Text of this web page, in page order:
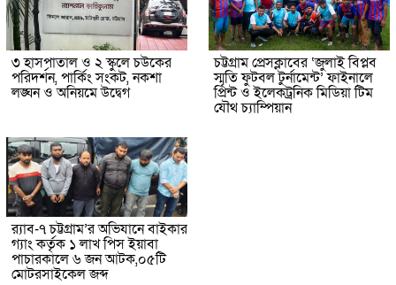
৩ হাসপাতাল ও ২ স্কুলে চউকের
পরিদর্শন, পার্কিং সংকট, নকশা
লঙ্ঘন ও অনিয়মে উদ্বেগ
চট্টগ্রাম প্রেসক্লাবের ‘জুলাই বিপ্লব
স্মৃতি ফুটবল টুর্নামেন্ট’ ফাইনালে
প্রিন্ট ও ইলেকট্রনিক মিডিয়া টিম
যৌথ চ্যাম্পিয়ান
র‌্যাব-৭ চট্টগ্রাম’র অভিযানে বাইকার
গ্যাং কর্তৃক ১ লাখ পিস ইয়াবা
পাচারকালে ৬ জন আটক,০৫টি
মোটরসাইকেল জব্দ